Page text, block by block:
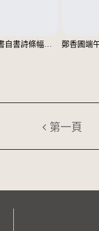
兒玉源太郎〈行草書自書詩條幅〉（印本） 鄭香圃端
第一頁